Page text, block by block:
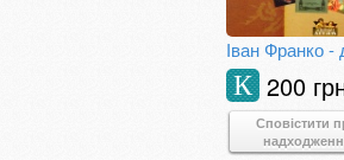
Іван Франко -
200
К
Сповістити